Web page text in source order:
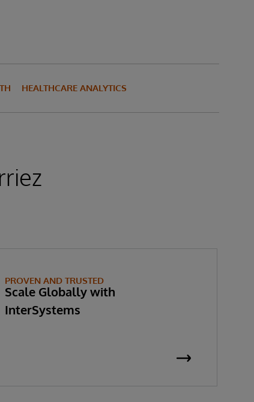
HEALTHCARE ANALYTICS
PROVEN AND TRUSTED
Scale Globally with
InterSystems